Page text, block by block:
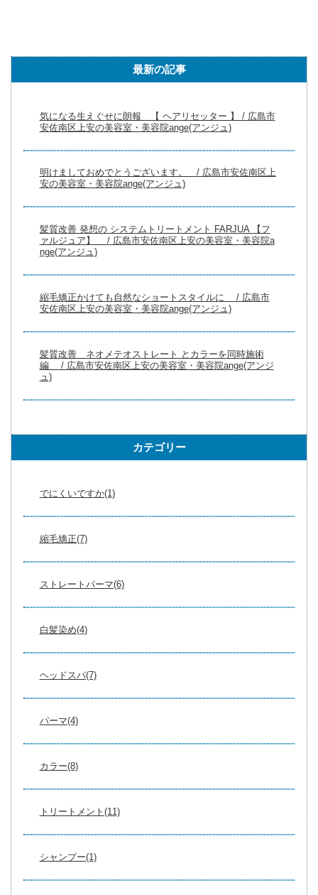
か？ /
佐...
広島市安
フトツー
ブロッ...
ーズの今
最新の記事
気になる生えぐせに朗報 【 ヘアリセッター 】 / 広島市
安佐南区上安の美容室・美容院ange(アンジュ)
明けましておめでとうございます。 / 広島市安佐南区上
安の美容室・美容院ange(アンジュ)
髪質改善 発想の システムトリートメント FARJUA 【フ
ァルジュア】 / 広島市安佐南区上安の美容室・美容院a
nge(アンジュ)
縮毛矯正かけても自然なショートスタイルに / 広島市
安佐南区上安の美容室・美容院ange(アンジュ)
髪質改善 ネオメテオストレート とカラーを同時施術
編 / 広島市安佐南区上安の美容室・美容院ange(アンジ
ュ)
カテゴリー
でにくいですか(1)
縮毛矯正(7)
ストレートパーマ(6)
白髪染め(4)
ヘッドスパ(7)
パーマ(4)
カラー(8)
トリートメント(11)
シャンプー(1)